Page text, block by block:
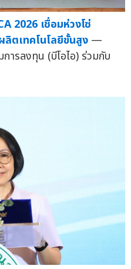
2026 เชื่อมห่วงโซ่
ตเทคโนโลยีขั้นสูง —
ารลงทุน (บีโอไอ) ร่วมกับ